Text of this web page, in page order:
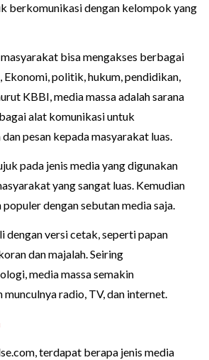
berkomunikasi dengan kelompok yang
bisa mengakses berbagai
Ekonomi, politik, hukum, pendidikan,
KBBI, media massa adalah sarana
alat komunikasi untuk
pesan kepada masyarakat luas.
pada jenis media yang digunakan
yang sangat luas. Kemudian
dengan sebutan media saja.
dengan versi cetak, seperti papan
dan majalah. Seiring
media massa semakin
radio, TV, dan internet.
terdapat berapa jenis media